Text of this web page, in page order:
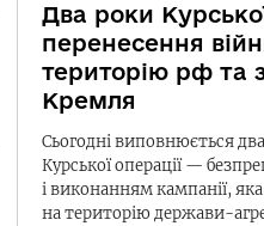
Два роки
перенесення
територію рф та
Кремля
Сьогодні виповнюється
Курської операції —
і виконанням кампанії, яка
на територію держави-